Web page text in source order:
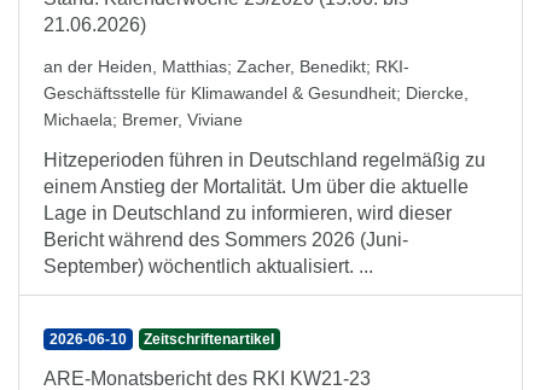
21.06.2026)
an der Heiden, Matthias; Zacher, Benedikt; RKI-
Geschäftsstelle für Klimawandel & Gesundheit; Diercke,
Michaela; Bremer, Viviane
Hitzeperioden führen in Deutschland regelmäßig zu
einem Anstieg der Mortalität. Um über die aktuelle
Lage in Deutschland zu informieren, wird dieser
Bericht während des Sommers 2026 (Juni-
September) wöchentlich aktualisiert. ...
2026-06-10 Zeitschriftenartikel
ARE-Monatsbericht des RKI KW21-23